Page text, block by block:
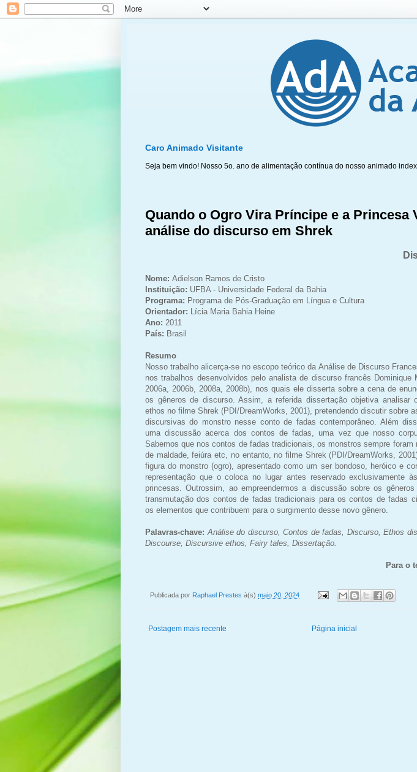
Caro Animado Visitante
Seja bem vindo! Nosso 5o. ano de alimentação contínua do nosso animado
Quando o Ogro Vira Príncipe e a Princesa
análise do discurso em Shrek
Nome: Adielson Ramos de Cristo
Instituição: UFBA - Universidade Federal da Bahia
Programa: Programa de Pós-Graduação em Língua e Cultura
Orientador: Lícia Maria Bahia Heine
Ano: 2011
País: Brasil
Resumo
Nosso trabalho alicerça-se no escopo teórico da Análise de Discurso
nos trabalhos desenvolvidos pelo analista de discurso francês Dominique
2006a, 2006b, 2008a, 2008b), nos quais ele disserta sobre a cena de
os gêneros de discurso. Assim, a referida dissertação objetiva analisar
ethos no filme Shrek (PDI/DreamWorks, 2001), pretendendo discutir sobre
discursivas do monstro nesse conto de fadas contemporâneo. Além
uma discussão acerca dos contos de fadas, uma vez que nosso
Sabemos que nos contos de fadas tradicionais, os monstros sempre foram
de maldade, feiúra etc, no entanto, no filme Shrek (PDI/DreamWorks,
figura do monstro (ogro), apresentado como um ser bondoso, heróico e
representação que o coloca no lugar antes reservado exclusivamente
princesas. Outrossim, ao empreendermos a discussão sobre os
transmutação dos contos de fadas tradicionais para os contos de fadas
os elementos que contribuem para o surgimento desse novo gênero.
Palavras-chave: Análise do discurso, Contos de fadas, Discurso, Ethos
Discourse, Discursive ethos, Fairy tales, Dissertação.
Para o
Publicada por Raphael Prestes à(s) maio 20, 2024
Postagem mais recente Página inicial